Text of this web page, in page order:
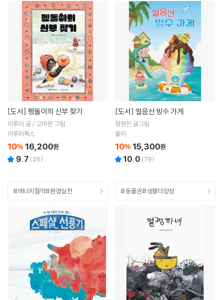
[도서] 펭돌이의 신부 찾기
이루리 글 / 고마운 그림
이루리북스
10% 16,200원
9.7 (25)
[도서] 얼음산 빙수 가게
정현진 글그림
올리
10% 15,300원
10.0 (79)
#에너지절약#환경실천 #동물권#생물다양성